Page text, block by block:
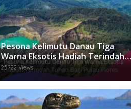
Pesona Kelimutu Danau Tiga
Warna Eksotis Hadiah Terindah
Tuhan Bagi Pulau Flores
25722 Views